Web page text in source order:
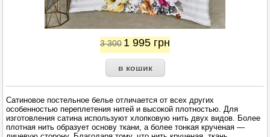
3 300 1 995 грн
Сатиновое постельное белье отличается от всех других
особенностью переплетения нитей и высокой плотностью. Для
изготовления сатина используют хлопковую нить двух видов. Более
плотная нить образует основу ткани, а более тонкая крученая —